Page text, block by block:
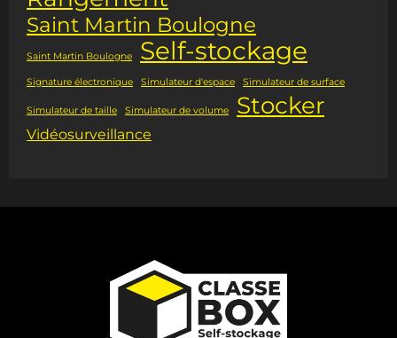
Saint Martin Boulogne
Saint Martin Boulogne Self-stockage
Signature électronique Simulateur d'espace Simulateur de surface
Simulateur de taille Simulateur de volume Stocker
Vidéosurveillance